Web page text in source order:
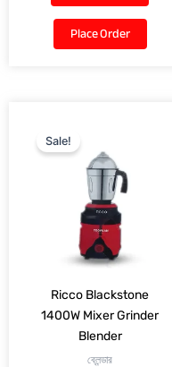
Place Order
Sale!
Ricco Blackstone
1400W Mixer Grinder
Blender
ব্লেন্ডার
6,000.00৳ .